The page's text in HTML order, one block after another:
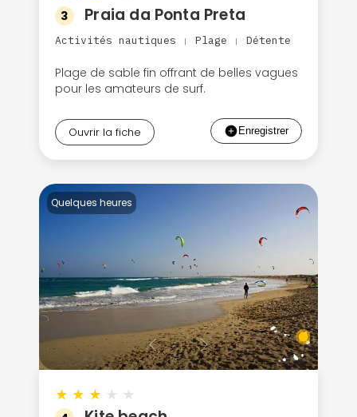
3 Praia da Ponta Preta
Activités nautiques | Plage | Détente
Plage de sable fin offrant de belles vagues
pour les amateurs de surf.
Ouvrir la fiche
Quelques heures
★ ★ ★ ★ ★